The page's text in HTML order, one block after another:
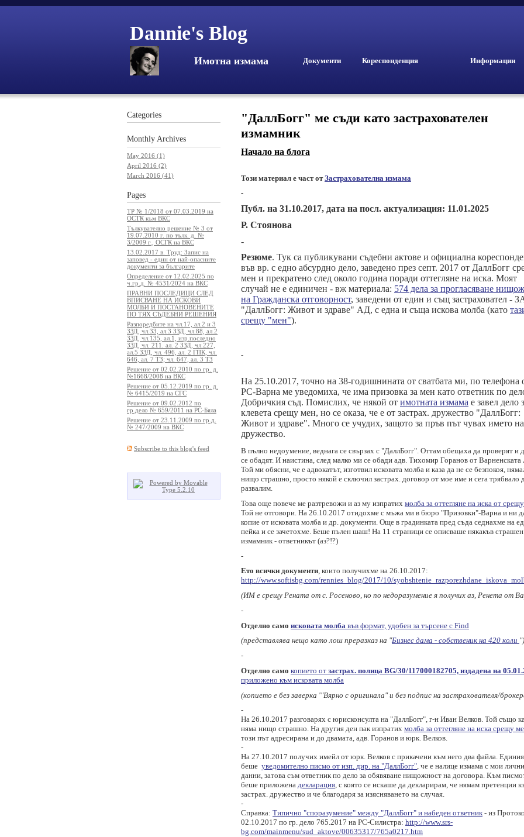
Dannie's Blog
Имотна измама Документи Кореспонденция Информации
"ДаллБогг" ме съди като застрахователен
измамник
Начало на блога
Този материал е част отЗастрахователна измама
-
Публ. на 31.10.2017, дата на посл. актуализация: 11.01.2025
Р. Стоянова
-
Резюме. Тук са публикувани съдебни актове и официална
във вр. с едно абсурдно дело, заведено през септ. 2017 от ДаллБогг
мен и прекратено след около година поради оттегляне на иска. Моят
случай не е единичен - вж материала: 574 дела за прогласяване
на Гражданска отговорност, заведени от един и същ застраховател -
"ДаллБогг: Живот и здраве" АД, с една и съща искова молба (като
срещу "мен").
-
На 25.10.2017, точно на 38-годишнината от сватбата ми, по телефона
РС-Варна ме уведомиха, че има призовка за мен като ответник по
Добричкия съд. Помислих, че някой от имотната измама е завел дело
клевета срещу мен, но се оказа, че е от застрах. дружество "ДаллБогг:
Живот и здраве". Много се учудих, защото за пръв път чувах името
дружество.
В пълно недоумение, веднага се свързах с "ДаллБогг". Оттам обещаха да проверят и
се обадят. И наистина, след малко ми се обади адв. Тихомир Горанов от
Той ми обясни, че е адвокатът, изготвил исковата молба и каза да не се безпокоя,
нищо страшно, просто някой е сключил застрах. договор от мое име и сега трябвало
развалим.
Това още повече ме разтревожи и аз му изпратих молба за оттегляне на иска от
Той не отговори. На 26.10.2017 отидохме с мъжа ми в бюро "Призовки"-Варна и ни
копие от исковата молба и др. документи. Още в градинката пред съда седнахме на
пейка и се зачетохме. Беше пълен шаш! На 11 страници се описваше някакъв страшен
измамник - ответникът (аз?!?)
-
Ето всички документи, които получихме на 26.10.2017:
http://www.softisbg.com/rennies_blog/2017/10/
(ИМ е срещу Рената от с. Росеново, но по недоразумение я получих аз, Ренета от
-
Отделно само исковата молба във формат, удобен за търсене с Find
(представлява нещо като лош преразказ на "Бизнес дама - собственик на 420 коли ")
-
Отделно само копието от застрах. полица BG/30/117000182705, издадена на
приложено към исковата молба
(копието е без заверка '"Вярно с оригинала" и без подпис на застрахователя/
-
На 26.10.2017 разговарях с юрисконсулта на "ДаллБогг", г-н Иван Велков. Той също
няма нищо страшно. На другия ден пак изпратих молба за оттегляне на иска срещу
този път адресирана и до двамата, адв. Горанов и юрк. Велков.
-
На 27.10.2017 получих имейл от юрк. Велков с прикачени към него два файла.
беше уведомително писмо от изп. дир. на "ДаллБогг", че е налице измама с мои лични
данни, затова съм ответник по дело за обявяване нищожност на договора. Към
беше приложена декларация, с която се искаше да декларирам, че нямам претенции
застрах. дружество и че благодаря за изясняването на случая.
-
Справка: Типично "споразумение" между "ДаллБогг" и набеден ответник- из
02.10.2017 по гр. дело 765.2017 на РС-Силистра: http://www.srs-
bg.com/mainmenu/sud_aktove/00635317/765a0217.htm
Categories
Monthly Archives
May 2016 (1)
April 2016 (2)
March 2016 (41)
Pages
ТР № 1/2018 от 07.03.2019 на
ОСТК към ВКС
Тълкувателно решение № 3 от
19.07.2010 г. по тълк. д. №
3/2009 г., ОСГК на ВКС
13.02.2017 в. Труд: Запис на
заповед - един от най-опасните
документи за българите
Определение от 12.02.2025 по
ч.гр.д. № 4531/2024 на ВКС
ПРАВНИ ПОСЛЕДИЦИ СЛЕД
ВПИСВАНЕ НА ИСКОВИ
МОЛБИ И ПОСТАНОВЕНИТЕ
ПО ТЯХ СЪДЕБНИ РЕШЕНИЯ
Разпоредбите на чл.17, ал.2 и 3
ЗЗД, чл.33, ал.3 ЗЗД, чл.88, ал.2
ЗЗД, чл.135, ал.1, изр.последно
ЗЗД, чл. 211. ал. 2 ЗЗД, чл.227,
ал.5 ЗЗД, чл. 496, ал. 2 ГПК, чл.
646, ал. 7 ТЗ; чл. 647, ал. 3 ТЗ
Решение от 02.02.2010 по гр. д.
№1668/2008 на ВКС
Решение от 05.12.2019 по гр. д.
№ 6415/2019 на СГС
Решение от 09.02.2012 по
гр.дело № 659/2011 на РС-Бяла
Решение от 23.11.2009 по гр.д.
№ 247/2009 на ВКС
Subscribe to this blog's feed